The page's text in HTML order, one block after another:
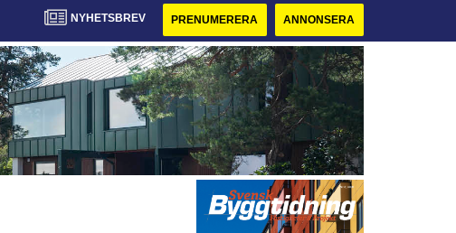
NYHETSBREV PRENUMERERA ANNONSERA